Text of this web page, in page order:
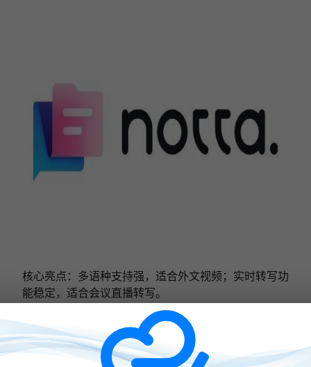
核心亮点：多语种支持强，适合外文视频；实时转写功
能稳定，适合会议直播转写。
缺点：中文识别准确率低于国产工具；免费额度少，每
月仅 120 分钟；国内访问速度慢。
适用场景：外文视频转写、跨国会议记录、多语种内容